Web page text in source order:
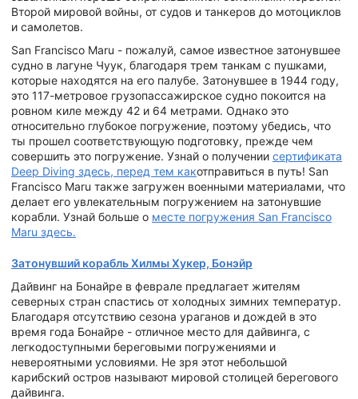
Второй мировой войны, от судов и танкеров до мотоциклов
и самолетов.
San Francisco Maru - пожалуй, самое известное затонувшее
судно в лагуне Чуук, благодаря трем танкам с пушками,
которые находятся на его палубе. Затонувшее в 1944 году,
это 117-метровое грузопассажирское судно покоится на
ровном киле между 42 и 64 метрами. Однако это
относительно глубокое погружение, поэтому убедись, что
ты прошел соответствующую подготовку, прежде чем
совершить это погружение. Узнай о получении сертификата
Deep Diving здесь, перед тем какотправиться в путь! San
Francisco Maru также загружен военными материалами, что
делает его увлекательным погружением на затонувшие
корабли. Узнай больше о месте погружения San Francisco
Maru здесь.
Затонувший корабль Хилмы Хукер, Бонэйр
Дайвинг на Бонайре в феврале предлагает жителям
северных стран спастись от холодных зимних температур.
Благодаря отсутствию сезона ураганов и дождей в это
время года Бонайре - отличное место для дайвинга, с
легкодоступными береговыми погружениями и
невероятными условиями. Не зря этот небольшой
карибский остров называют мировой столицей берегового
дайвинга.